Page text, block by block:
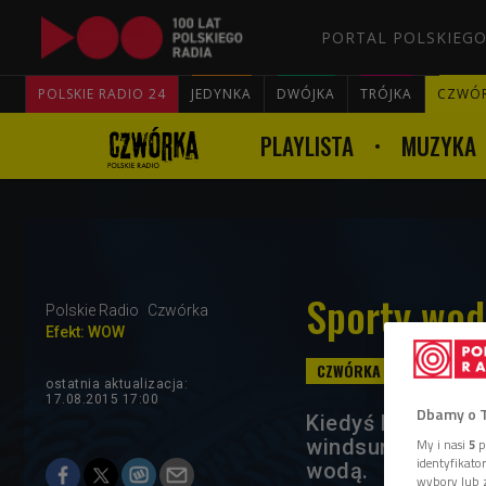
PORTAL
POLSKIE RADIO 24 JEDYNKA DWÓJKA TRÓJKA
PLAYLISTA MUZYKA
Polskie Radio
Czwórka
Efekt: WOW
Sporty
ostatnia aktualizacja:
17.08.2015 17:00
Kiedyś kajaki i
windsurfing.
wodą.
Dbamy o
My i nasi 5
wybory lub